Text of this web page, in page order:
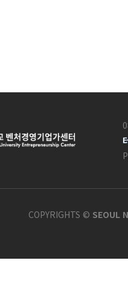
COPYRIGHTS © SEOUL